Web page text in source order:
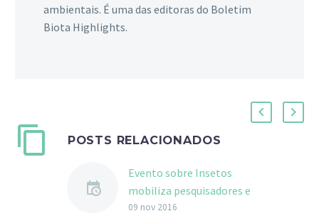
ambientais. É uma das editoras do Boletim
Biota Highlights.
POSTS RELACIONADOS
Evento sobre Insetos
mobiliza pesquisadores e
público
09 nov 2016